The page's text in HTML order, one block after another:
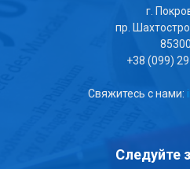
г.
пр.
85300
+38 (099)
Свяжитесь с нами:
Следуйте